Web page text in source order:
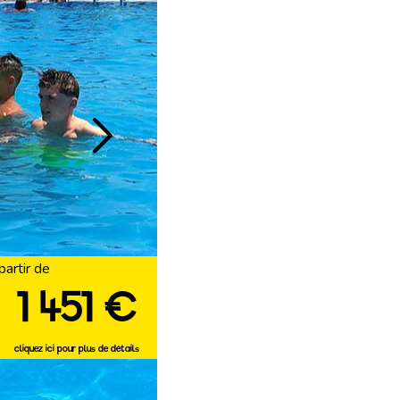
de
1 451 €
cliquez ici pour plus de détails